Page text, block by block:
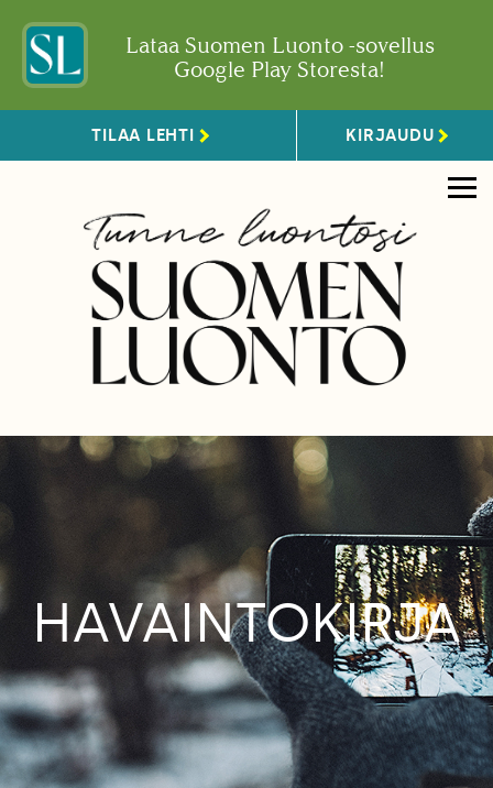
Lataa Suomen Luonto -sovellus
Google Play Storesta!
TILAA LEHTI KIRJAUDU
HAVAINTOKIRJA